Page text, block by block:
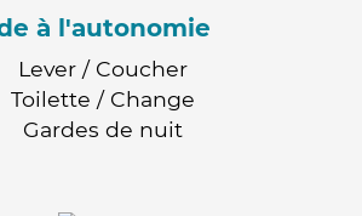
à l'autonomie
Lever / Coucher
Toilette / Change
Gardes de nuit